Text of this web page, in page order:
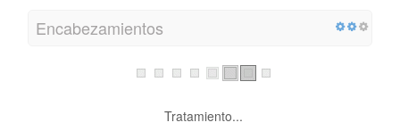
Encabezamientos
Tratamiento...